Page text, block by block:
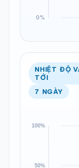
NHIỆT ĐỘ
TỚI
7 NGÀY